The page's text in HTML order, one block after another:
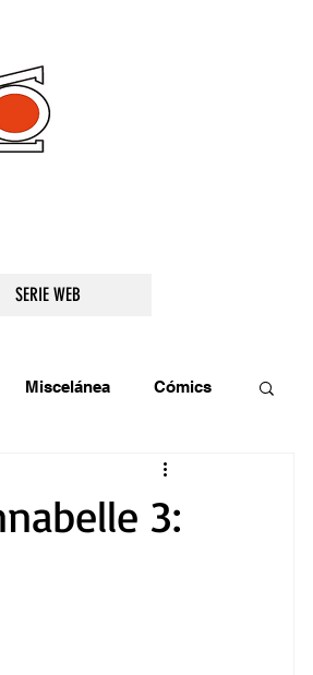
SERIE WEB
Miscelánea Cómics
3: